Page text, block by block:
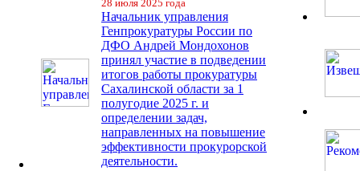
28 июля 2025 года
Начальник управления
Генпрокуратуры России по
ДФО Андрей Мондохонов
принял участие в подведении
итогов работы прокуратуры
Сахалинской области за 1
полугодие 2025 г. и
определении задач,
направленных на повышение
эффективности прокурорской
деятельности.